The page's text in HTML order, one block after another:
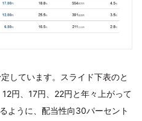
しています。スライド下表のと
円、17円、22円と年々上がって
ように、配当性向30パーセント